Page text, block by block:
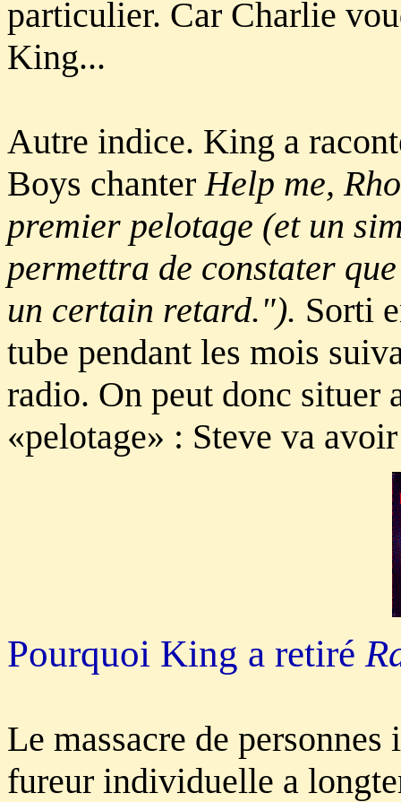
particulier. Car Charlie
King...
Autre indice. King a
Boys chanterHelp me,
premier pelotage (et un
permettra de constater
un certain retard."). Sorti
tube pendant les mois
radio. On peut donc situer
«pelotage» : Steve va
Pourquoi King a retiré
Le massacre de
fureur individuelle a